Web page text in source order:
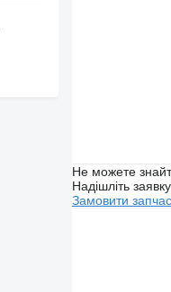
Не можете
Надішліть
Замовити